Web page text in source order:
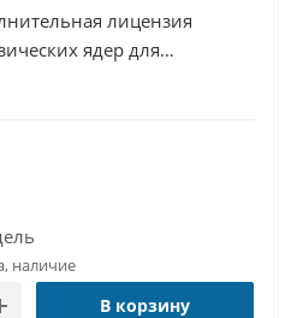
лицензия
ядер для
Windows Server
наличие
В корзину